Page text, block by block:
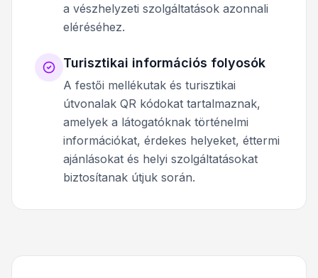
a vészhelyzeti szolgáltatások azonnali
eléréséhez.
Turisztikai információs folyosók
A festői mellékutak és turisztikai
útvonalak QR kódokat tartalmaznak,
amelyek a látogatóknak történelmi
információkat, érdekes helyeket, éttermi
ajánlásokat és helyi szolgáltatásokat
biztosítanak útjuk során.